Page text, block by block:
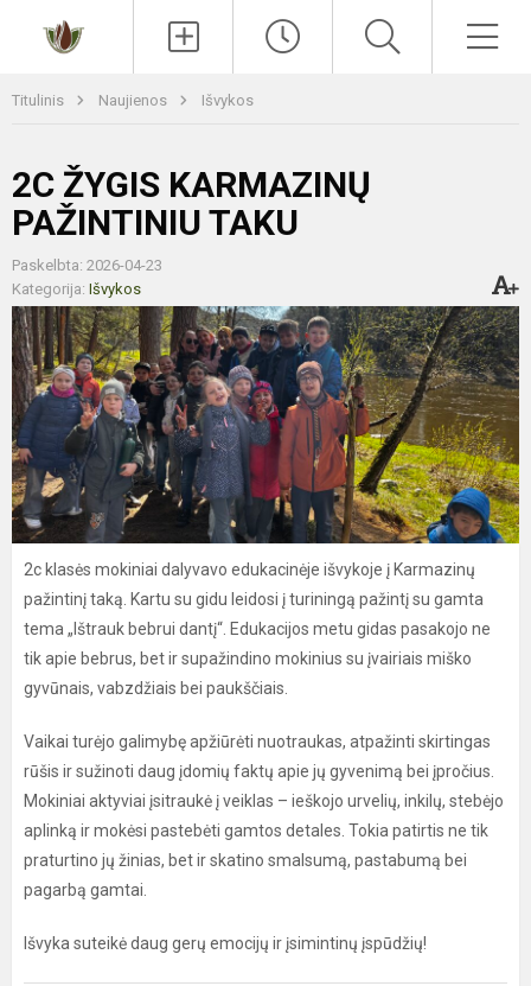
Titulinis Naujienos Išvykos
2C ŽYGIS KARMAZINŲ
PAŽINTINIU TAKU
Paskelbta: 2026-04-23
Kategorija: Išvykos
2c klasės mokiniai dalyvavo edukacinėje išvykoje į Karmazinų
pažintinį taką. Kartu su gidu leidosi į turiningą pažintį su gamta
tema „Ištrauk bebrui dantį“. Edukacijos metu gidas pasakojo ne
tik apie bebrus, bet ir supažindino mokinius su įvairiais miško
gyvūnais, vabzdžiais bei paukščiais.
Vaikai turėjo galimybę apžiūrėti nuotraukas, atpažinti skirtingas
rūšis ir sužinoti daug įdomių faktų apie jų gyvenimą bei įpročius.
Mokiniai aktyviai įsitraukė į veiklas – ieškojo urvelių, inkilų, stebėjo
aplinką ir mokėsi pastebėti gamtos detales. Tokia patirtis ne tik
praturtino jų žinias, bet ir skatino smalsumą, pastabumą bei
pagarbą gamtai.
Išvyka suteikė daug gerų emocijų ir įsimintinų įspūdžių!